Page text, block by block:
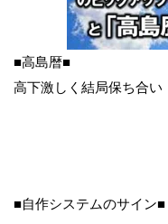
■高島暦■
高下激しく結局保ち合い
■自作システムのサイン■